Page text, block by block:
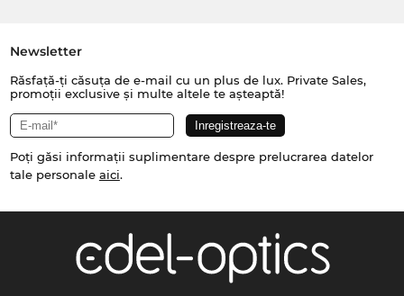
Newsletter
Răsfață-ți căsuța de e-mail cu un plus de lux. Private Sales,
promoții exclusive și multe altele te așteaptă!
Poți găsi informații suplimentare despre prelucrarea datelor
tale personale aici.